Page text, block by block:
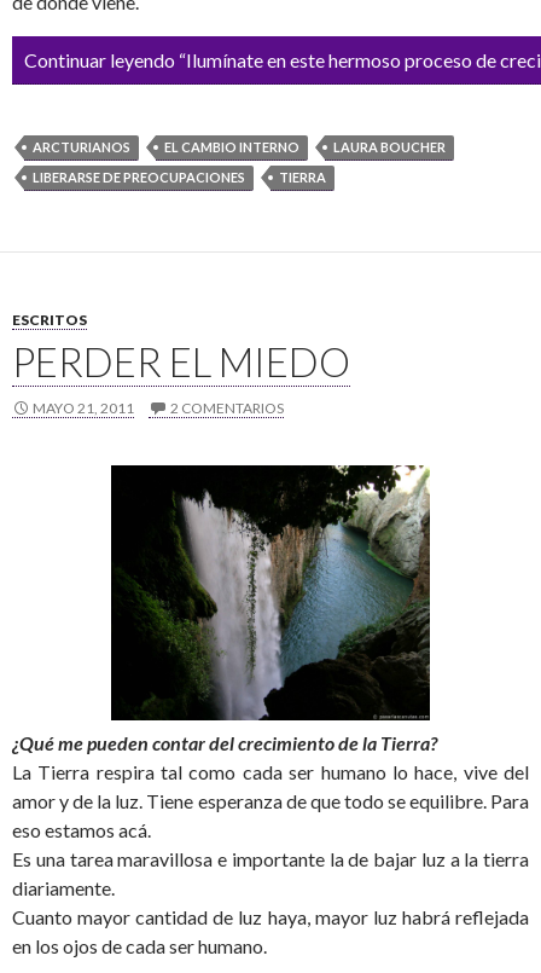
Continuar leyendo “Ilumínate en este hermoso proceso de
ARCTURIANOS EL CAMBIO INTERNO
LAURA BOUCHER
LIBERARSE DE PREOCUPACIONES
TIERRA
ESCRITOS
PERDER EL MIEDO
MAYO 21, 2011 2 COMENTARIOS
¿Qué me pueden contar del crecimiento de la Tierra?
La Tierra respira tal como cada ser humano lo hace, vive del
amor y de la luz. Tiene esperanza de que todo se equilibre. Para
eso estamos acá.
Es una tarea maravillosa e importante la de bajar luz a la tierra
diariamente.
Cuanto mayor cantidad de luz haya, mayor luz habrá reflejada
en los ojos de cada ser humano.